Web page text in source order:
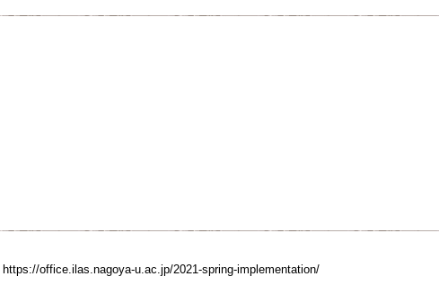
https://office.ilas.nagoya-u.ac.jp/2021-spring-implementation/